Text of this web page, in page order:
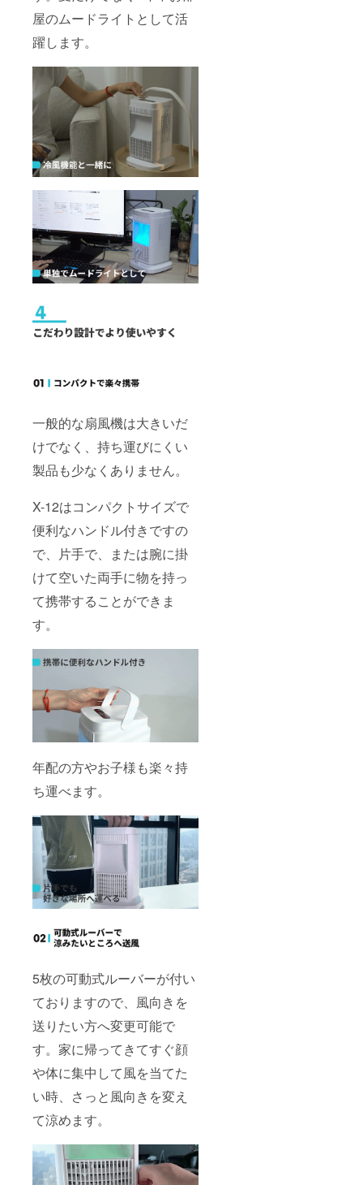
屋のムードライトとして活
躍します。
一般的な扇風機は大きいだ
けでなく、持ち運びにくい
製品も少なくありません。
X-12はコンパクトサイズで
便利なハンドル付きですの
で、片手で、または腕に掛
けて空いた両手に物を持っ
て携帯することができま
す。
年配の方やお子様も楽々持
ち運べます。
5枚の可動式ルーバーが付い
ておりますので、風向きを
送りたい方へ変更可能で
す。家に帰ってきてすぐ顔
や体に集中して風を当てた
い時、さっと風向きを変え
て涼めます。